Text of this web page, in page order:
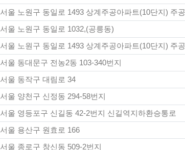
서울 노원구 동일로 1493 상계주공아파트(10단지) 주
서울 노원구 동일로 1032,(공릉동)
서울 노원구 동일로 1493 상계주공아파트(10단지) 주
서울 동대문구 전농2동 103-340번지
서울 동작구 대림로 34
서울 양천구 신정동 294-58번지
서울 영등포구 신길동 42-2번지 신길역지하환승통로
서울 용산구 원효로 166
서울 종로구 창신동 509-2번지